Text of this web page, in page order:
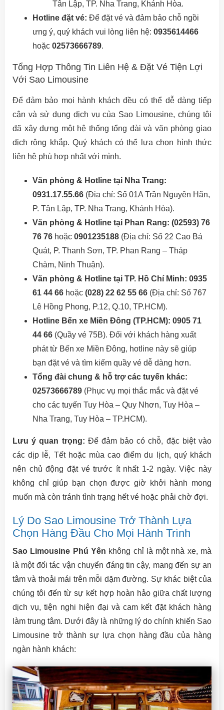
Tân Lập, TP. Nha Trang, Khánh Hòa.
Hotline đặt vé: Để đặt vé và đảm bảo chỗ ngồi
ưng ý, quý khách vui lòng liên hệ: 0935614466
hoặc 02573666789.
Tổng Hợp Thông Tin Liên Hệ & Đặt Vé Tiện Lợi
Với Sao Limousine
Để đảm bảo mọi hành khách đều có thể dễ dàng tiếp
cận và sử dụng dịch vụ của Sao Limousine, chúng tôi
đã xây dựng một hệ thống tổng đài và văn phòng giao
dịch rộng khắp. Quý khách có thể lựa chọn hình thức
liên hệ phù hợp nhất với mình.
Văn phòng & Hotline tại Nha Trang:
0931.17.55.66 (Địa chỉ: Số 01A Trần Nguyên Hãn,
P. Tân Lập, TP. Nha Trang, Khánh Hòa).
Văn phòng & Hotline tại Phan Rang: (02593) 76
76 76 hoặc 0901235188 (Địa chỉ: Số 22 Cao Bá
Quát, P. Thanh Sơn, TP. Phan Rang – Tháp
Chàm, Ninh Thuận).
Văn phòng & Hotline tại TP. Hồ Chí Minh: 0935
61 44 66 hoặc (028) 22 62 55 66 (Địa chỉ: Số 767
Lê Hồng Phong, P.12, Q.10, TP.HCM).
Hotline Bến xe Miền Đông (TP.HCM): 0905 71
44 66 (Quầy vé 75B). Đối với khách hàng xuất
phát từ Bến xe Miền Đông, hotline này sẽ giúp
bạn đặt vé và tìm kiếm quầy vé dễ dàng hơn.
Tổng đài chung & hỗ trợ các tuyến khác:
02573666789 (Phục vụ mọi thắc mắc và đặt vé
cho các tuyến Tuy Hòa – Quy Nhơn, Tuy Hòa –
Nha Trang, Tuy Hòa – TP.HCM).
Lưu ý quan trọng: Để đảm bảo có chỗ, đặc biệt vào
các dịp lễ, Tết hoặc mùa cao điểm du lịch, quý khách
nên chủ động đặt vé trước ít nhất 1-2 ngày. Việc này
không chỉ giúp bạn chọn được giờ khởi hành mong
muốn mà còn tránh tình trạng hết vé hoặc phải chờ đợi.
Lý Do Sao Limousine Trở Thành Lựa
Chọn Hàng Đầu Cho Mọi Hành Trình
Sao Limousine Phú Yên không chỉ là một nhà xe, mà
là một đối tác vận chuyển đáng tin cậy, mang đến sự an
tâm và thoải mái trên mỗi dặm đường. Sự khác biệt của
chúng tôi đến từ sự kết hợp hoàn hảo giữa chất lượng
dịch vụ, tiện nghi hiện đại và cam kết đặt khách hàng
làm trung tâm. Dưới đây là những lý do chính khiến Sao
Limousine trở thành sự lựa chọn hàng đầu của hàng
ngàn hành khách: